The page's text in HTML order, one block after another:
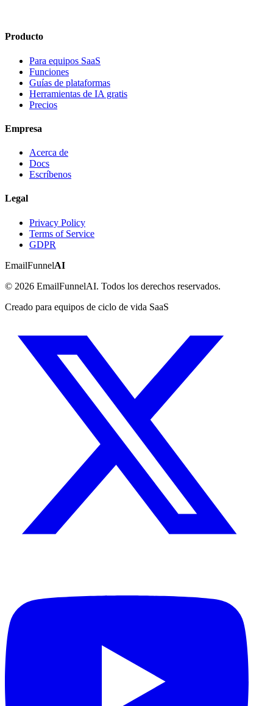
Producto
Para equipos SaaS
Funciones
Guías de plataformas
Herramientas de IA gratis
Precios
Empresa
Acerca de
Docs
Escríbenos
Legal
Privacy Policy
Terms of Service
GDPR
EmailFunnelAI
© 2026 EmailFunnelAI. Todos los derechos reservados.
Creado para equipos de ciclo de vida SaaS